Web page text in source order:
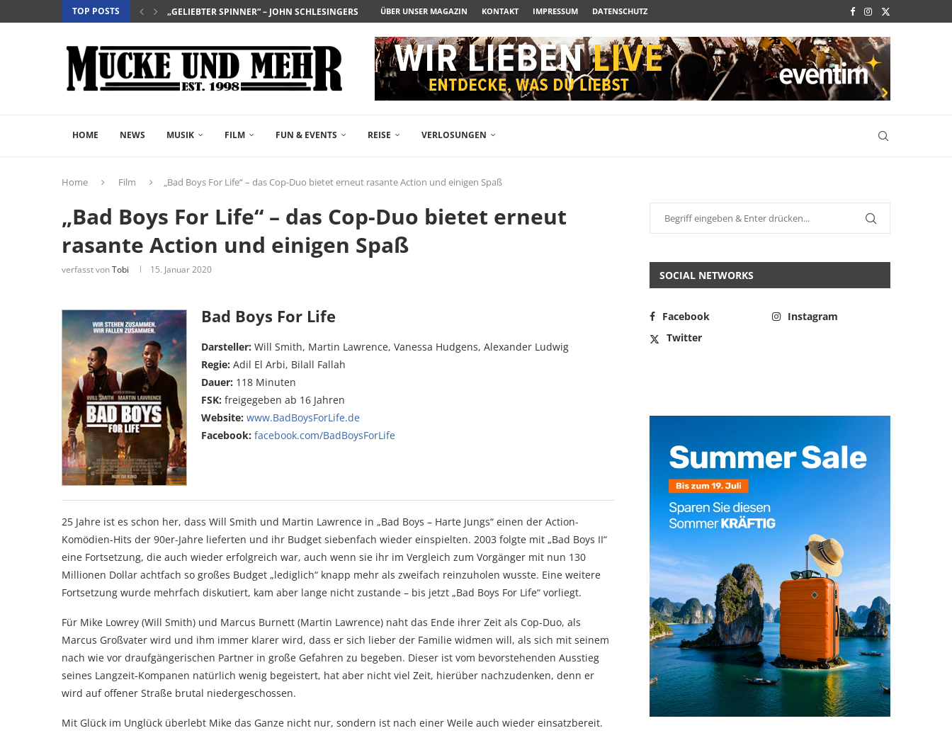
TOP POSTS
„PAW PATROL: DER DINO FILM“ – FANPAKETE-VERLOSUNG ZUM...
„THE INVITE“ – EIN SEHR UNTERHALTSAMES, STARK BESETZTES...
„SPIDER-MAN: BRAND NEW DAY“ – BODENSTÄNDIGER NEUSTART DER...
ÜBER UNSER MAGAZIN KONTAKT IMPRESSUM DATENSCHUTZ
HOME NEWS MUSIK FILM FUN & EVENTS REISE VERLOSUNGEN
Home Film „Bad Boys For Life“ – das Cop-Duo bietet erneut rasante Action und einigen Spaß
„Bad Boys For Life“ – das Cop-Duo bietet erneut
rasante Action und einigen Spaß
verfasst vonTobi 15. Januar 2020
Bad Boys For Life
Darsteller: Will Smith, Martin Lawrence, Vanessa Hudgens, Alexander Ludwig
Regie: Adil El Arbi, Bilall Fallah
Dauer: 118 Minuten
FSK: freigegeben ab 16 Jahren
Website: www.BadBoysForLife.de
Facebook: facebook.com/BadBoysForLife
25 Jahre ist es schon her, dass Will Smith und Martin Lawrence in „Bad Boys – Harte Jungs“ einen der Action-
Komödien-Hits der 90er-Jahre lieferten und ihr Budget siebenfach wieder einspielten. 2003 folgte mit „Bad Boys II“
eine Fortsetzung, die auch wieder erfolgreich war, auch wenn sie ihr im Vergleich zum Vorgänger mit nun 130
Millionen Dollar achtfach so großes Budget „lediglich“ knapp mehr als zweifach reinzuholen wusste. Eine weitere
Fortsetzung wurde mehrfach diskutiert, kam aber lange nicht zustande – bis jetzt „Bad Boys For Life“ vorliegt.
Für Mike Lowrey (Will Smith) und Marcus Burnett (Martin Lawrence) naht das Ende ihrer Zeit als Cop-Duo, als
Marcus Großvater wird und ihm immer klarer wird, dass er sich lieber der Familie widmen will, als sich mit seinem
nach wie vor draufgängerischen Partner in große Gefahren zu begeben. Dieser ist vom bevorstehenden Ausstieg
seines Langzeit-Kompanen natürlich wenig begeistert, hat aber nicht viel Zeit, hierüber nachzudenken, denn er
wird auf offener Straße brutal niedergeschossen.
Mit Glück im Unglück überlebt Mike das Ganze nicht nur, sondern ist nach einer Weile auch wieder einsatzbereit.
SOCIAL NETWORKS
Facebook
Instagram
Twitter